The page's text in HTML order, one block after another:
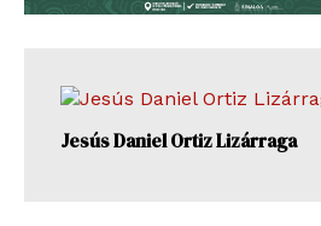
Jesús Daniel Ortiz Lizárraga